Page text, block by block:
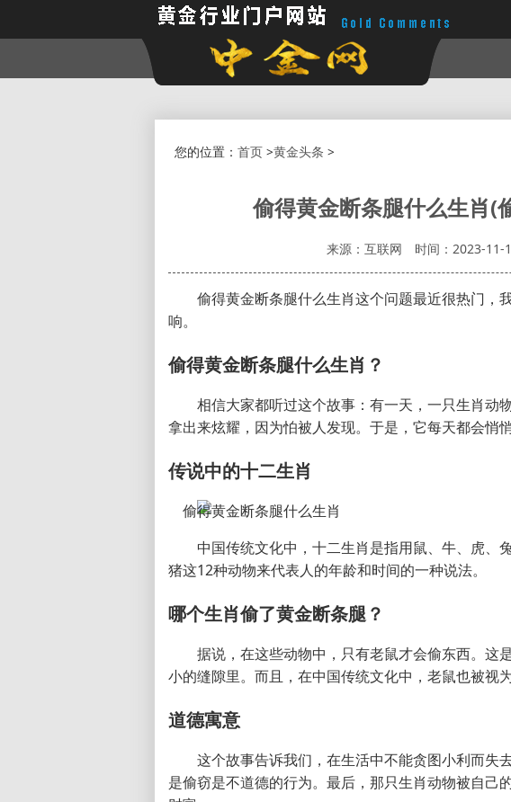
您的位置： 首页>黄金头条 >
偷得黄金断条腿什么生肖(
来源：互联网 时间：2023-11-
偷得黄金断条腿什么生肖这个问题最近很热门，
响。
偷得黄金断条腿什么生肖？
相信大家都听过这个故事：有一天，一只生肖动
拿出来炫耀，因为怕被人发现。于是，它每天都会悄
传说中的十二生肖
中国传统文化中，十二生肖是指用鼠、牛、虎、
猪这12种动物来代表人的年龄和时间的一种说法。
哪个生肖偷了黄金断条腿？
据说，在这些动物中，只有老鼠才会偷东西。这
小的缝隙里。而且，在中国传统文化中，老鼠也被视
道德寓意
这个故事告诉我们，在生活中不能贪图小利而失
是偷窃是不道德的行为。最后，那只生肖动物被自己